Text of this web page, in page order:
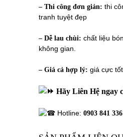
– Thi công đơn giản: thi
tranh tuyệt đẹp
– Dễ lau chùi: chất liệu
không gian.
– Giá cả hợp lý: giá cực
Hãy Liên Hệ ngay
Hotline: 0903 841 336